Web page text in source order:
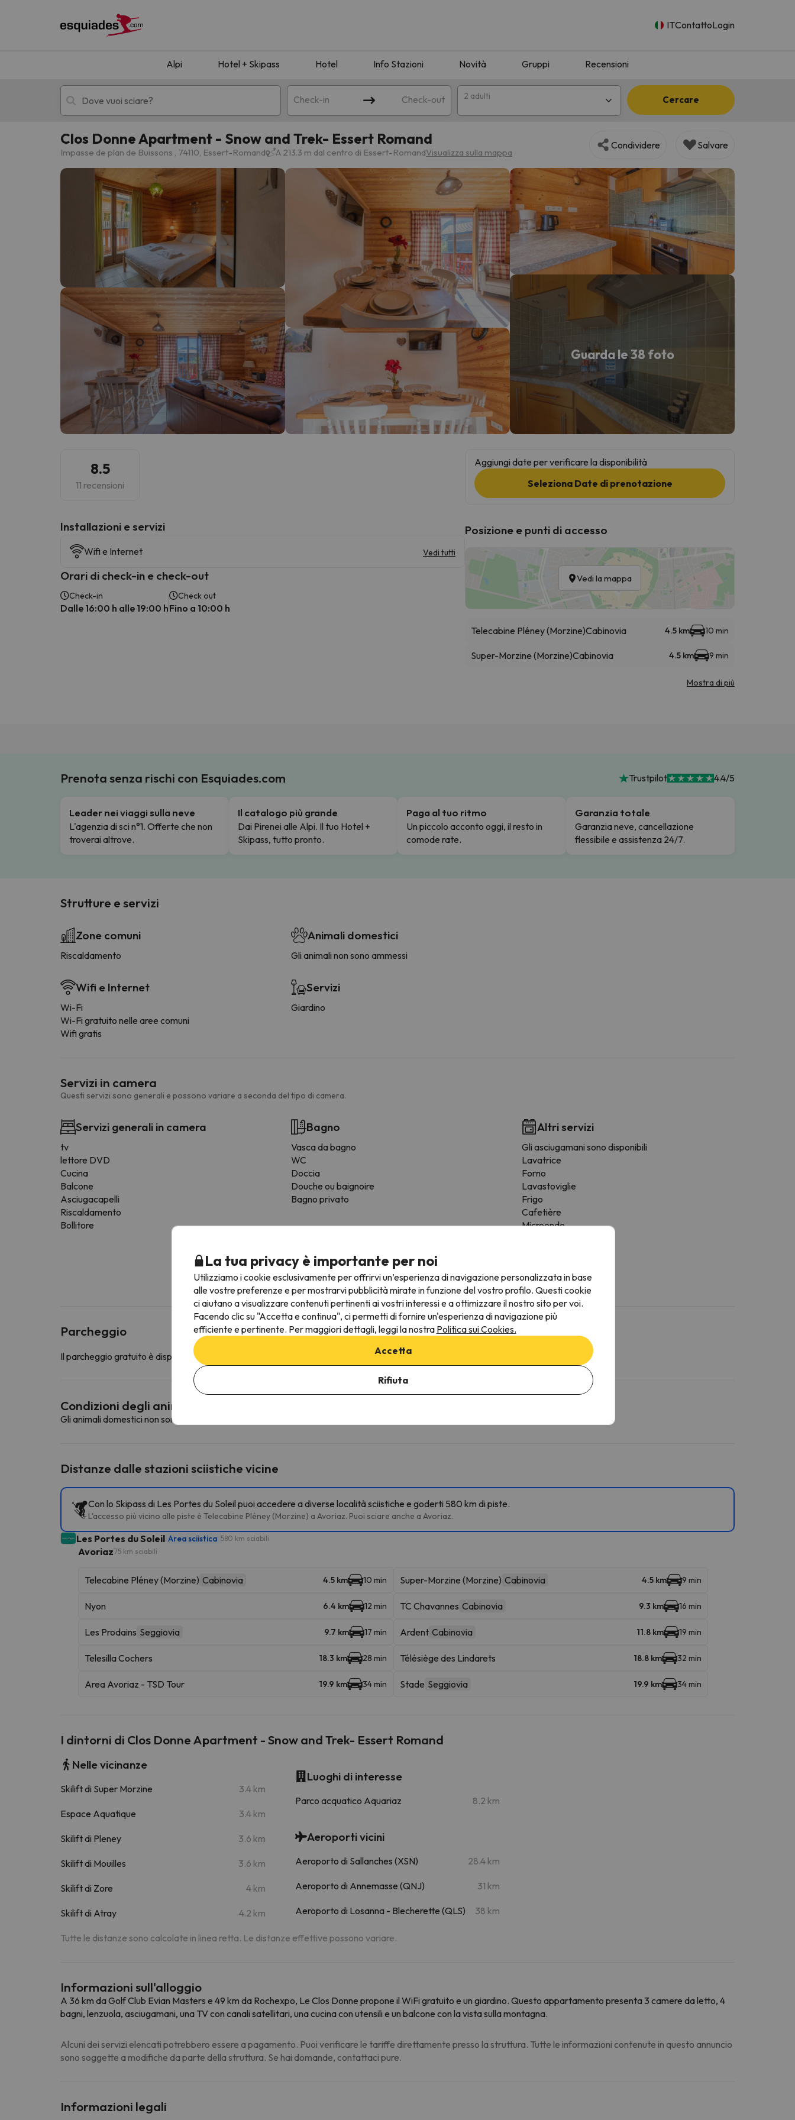
ITContattoLogin
Alpi Hotel + Skipass Hotel Info Stazioni Novità Gruppi Recensioni
Check-in Check-out 2 adulti Cercare
Hotel + skipass Hotel di montagna
Ops, non abbiamo trovato alcun risultato corrispondente alla sua ricerca. Provare a modificare la destinazione.
Sembra che il nostro ricercatore abbia perso la strada. Non appena troverà la bussola, tornerà.
Clos Donne Apartment - Snow and Trek- Essert Romand
Impasse de plan de Buissons , 74110, Essert-Romand A 213.3 m dal centro di Essert-RomandVisualizza sulla mappa
Condividere Salvare
Guarda le 38 foto
8.5
11 recensioni
Installazioni e servizi
Wifi e Internet Vedi tutti
Orari di check-in e check-out
Check-in
Dalle 16:00 h alle 19:00 h
Check out
Fino a 10:00 h
Aggiungi date per verificare la disponibilità
Seleziona Date di prenotazione
Posizione e punti di accesso
Vedi la mappa
Telecabine Pléney (Morzine)Cabinovia 4.5 km 10 min
Super-Morzine (Morzine)Cabinovia 4.5 km 9 min
Mostra di più
Prenota senza rischi con Esquiades.com Trustpilot 4.4/5
Leader nei viaggi sulla neve
L'agenzia di sci n°1. Offerte che non
troverai altrove.
Il catalogo più grande
Dai Pirenei alle Alpi. Il tuo Hotel +
Skipass, tutto pronto.
Paga al tuo ritmo
Un piccolo acconto oggi, il resto in
comode rate.
Garanzia totale
Garanzia neve, cancellazione
flessibile e assistenza 24/7.
Strutture e servizi
Zone comuni
Riscaldamento
Wifi e Internet
Wi-Fi
Wi-Fi gratuito nelle aree comuni
Wifi gratis
Animali domestici
Gli animali non sono ammessi
Servizi
Giardino
Servizi in camera
Questi servizi sono generali e possono variare a seconda del tipo di camera.
Servizi generali in camera
tv
lettore DVD
Cucina
Balcone
Asciugacapelli
Riscaldamento
Bollitore
Bagno
Vasca da bagno
WC
Doccia
Douche ou baignoire
Bagno privato
Altri servizi
Gli asciugamani sono disponibili
Lavatrice
Forno
Lavastoviglie
Frigo
Cafetière
Microonde
Parcheggio
Il parcheggio gratuito è disponibile nelle immediate vicinanze dell'alloggio.
Condizioni degli animali domestici
Gli animali domestici non sono ammessi in questa struttura.
Distanze dalle stazioni sciistiche vicine
Con lo Skipass di Les Portes du Soleil puoi accedere a diverse località sciistiche e goderti 580 km di piste.
L'accesso più vicino alle piste è Telecabine Pléney (Morzine) a Avoriaz. Puoi sciare anche a Avoriaz.
Les Portes du Soleil Area sciistica 580 km sciabili
Avoriaz75 km sciabili
Telecabine Pléney (Morzine) Cabinovia 4.5 km 10 min Super-Morzine (Morzine) Cabinovia 4.5 km 9 min
Nyon 6.4 km 12 min TC Chavannes Cabinovia 9.3 km 16 min
Les Prodains Seggiovia 9.7 km 17 min Ardent Cabinovia 11.8 km 19 min
Telesilla Cochers 18.3 km 28 min Télésiège des Lindarets 18.8 km 32 min
Area Avoriaz - TSD Tour 19.9 km 34 min Stade Seggiovia 19.9 km 34 min
I dintorni di Clos Donne Apartment - Snow and Trek- Essert Romand
Nelle vicinanze
Skilift di Super Morzine 3.4 km
Espace Aquatique 3.4 km
Skilift di Pleney 3.6 km
Skilift di Mouilles 3.6 km
Skilift di Zore 4 km
Skilift di Atray 4.2 km
Luoghi di interesse
Parco acquatico Aquariaz 8.2 km
Aeroporti vicini
Aeroporto di Sallanches (XSN) 28.4 km
Aeroporto di Annemasse (QNJ) 31 km
Aeroporto di Losanna - Blecherette (QLS) 38 km
Tutte le distanze sono calcolate in linea retta. Le distanze effettive possono variare.
Informazioni sull'alloggio
A 36 km da Golf Club Evian Masters e 49 km da Rochexpo, Le Clos Donne propone il WiFi gratuito e un giardino. Questo appartamento presenta 3 camere da letto, 4
bagni, lenzuola, asciugamani, una TV con canali satellitari, una cucina con utensili e un balcone con la vista sulla montagna.
Alcuni dei servizi elencati potrebbero essere a pagamento. Puoi verificare le tariffe direttamente presso la struttura. Tutte le informazioni contenute in questo annuncio
sono soggette a modifiche da parte della struttura. Se hai domande, contattaci pure.
Informazioni legali
La tua privacy è importante per noi
Utilizziamo i cookie esclusivamente per offrirvi un’esperienza di navigazione personalizzata in base
alle vostre preferenze e per mostrarvi pubblicità mirate in funzione del vostro profilo. Questi cookie
ci aiutano a visualizzare contenuti pertinenti ai vostri interessi e a ottimizzare il nostro sito per voi.
Facendo clic su "Accetta e continua", ci permetti di fornire un'esperienza di navigazione più
efficiente e pertinente. Per maggiori dettagli, leggi la nostra Politica sui Cookies.
Accetta
Rifiuta